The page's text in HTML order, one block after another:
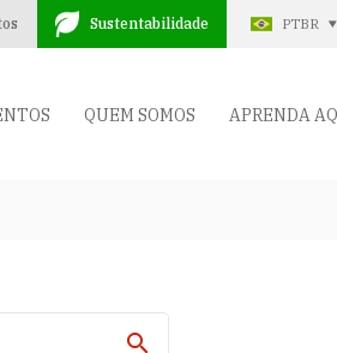
Sustentabilidade PTBR
QUEM SOMOS APRENDA